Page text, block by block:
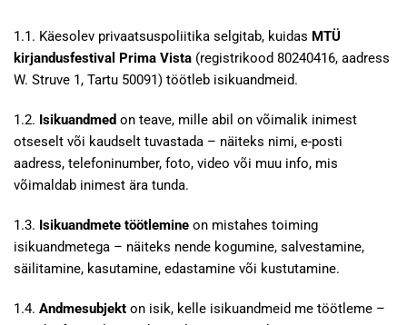
1.1. Käesolev privaatsuspoliitika selgitab, kuidas MTÜ
kirjandusfestival Prima Vista (registrikood 80240416, aadress
W. Struve 1, Tartu 50091) töötleb isikuandmeid.
1.2. Isikuandmed on teave, mille abil on võimalik inimest
otseselt või kaudselt tuvastada – näiteks nimi, e-posti
aadress, telefoninumber, foto, video või muu info, mis
võimaldab inimest ära tunda.
1.3. Isikuandmete töötlemine on mistahes toiming
isikuandmetega – näiteks nende kogumine, salvestamine,
säilitamine, kasutamine, edastamine või kustutamine.
1.4. Andmesubjekt on isik, kelle isikuandmeid me töötleme –